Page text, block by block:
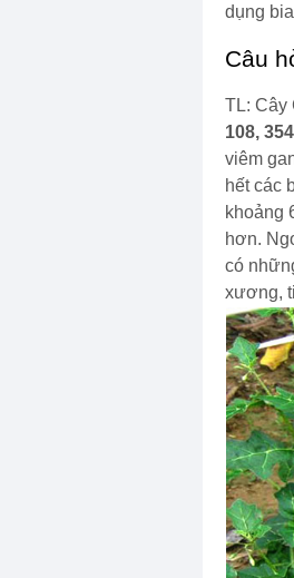
dụng
Câu
TL: Cây
108, 354
viêm
hết các
khoảng
hơn.
có
xương,